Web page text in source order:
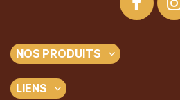
NOS PRODUITS
LIENS